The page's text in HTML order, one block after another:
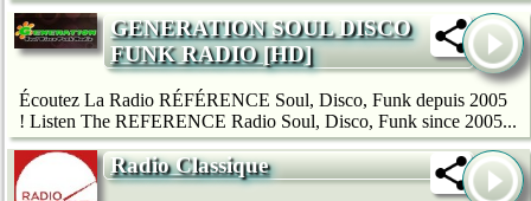
GENERATION SOUL DISCO
FUNK RADIO [HD]
Écoutez La Radio RÉFÉRENCE Soul, Disco, Funk depuis 2005
! Listen The REFERENCE Radio Soul, Disco, Funk since 2005...
Radio Classique